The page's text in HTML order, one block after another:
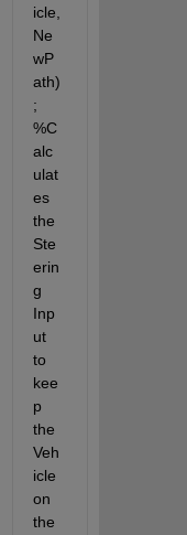
icle,
Ne
wP
ath)
;
%C
alc
ulat
es
the
Ste
erin
g
Inp
ut
to
kee
p
the
Veh
icle
on
the